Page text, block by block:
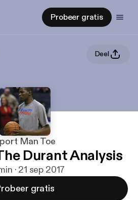
Probeer gratis
Deel
Man Toe
Durant Analysis
· 21 sep 2017
gratis